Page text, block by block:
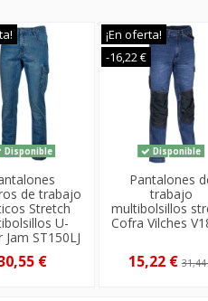
Disponible
de trabajo
Stretch
U-
Jam ST150LJ
€
¡En oferta!
-16,22 €
Disponible
Pantalones
trabajo
multibolsillos
Cofra Vilches
15,22 €31,44